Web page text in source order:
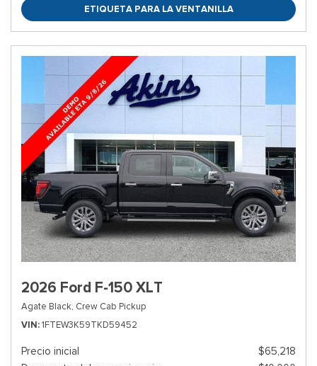
ETIQUETA PARA LA VENTANILLA
2026 Ford F-150 XLT
Agate Black, Crew Cab Pickup
VIN 1FTEW3K59TKD59452
Precio inicial
$65,218